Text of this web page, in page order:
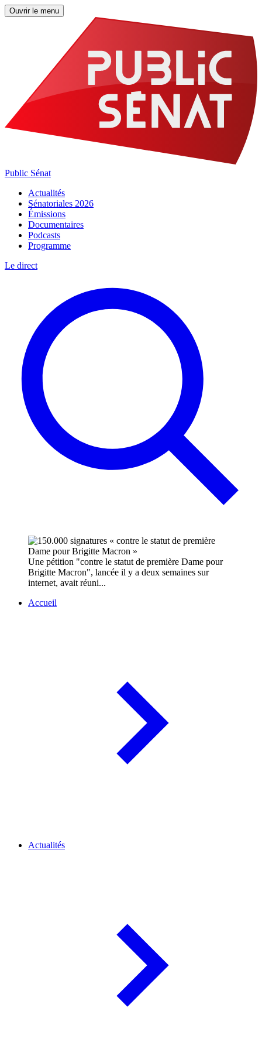
Ouvrir le menu
Public Sénat
Actualités
Sénatoriales 2026
Émissions
Documentaires
Podcasts
Programme
Le direct
Une pétition "contre le statut de première Dame pour
Brigitte Macron", lancée il y a deux semaines sur
internet, avait réuni...
Accueil
Actualités